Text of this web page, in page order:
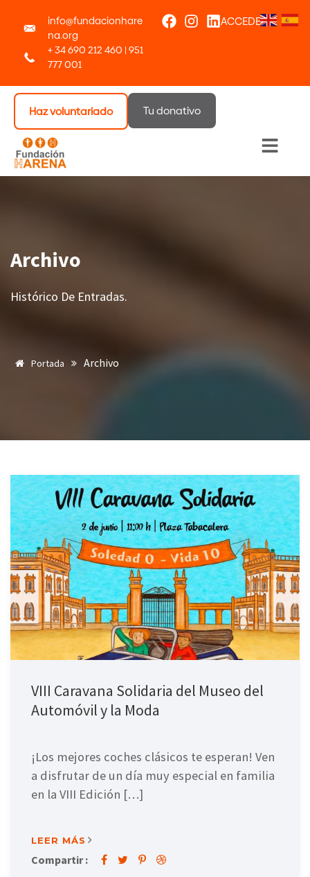
info@fundacionhare
na.org
+ 34 690 212 460 | 951
777 001
ACCEDER
Haz voluntariado Tu donativo
Menú
Archivo
Histórico De Entradas.
Portada Archivo
VIII Caravana Solidaria del Museo del
Automóvil y la Moda
¡Los mejores coches clásicos te esperan! Ven
a disfrutar de un día muy especial en familia
en la VIII Edición […]
LEER MÁS
Compartir :